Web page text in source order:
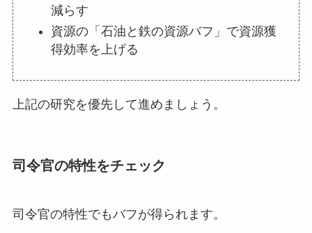
減らす
資源の「石油と鉄の資源バフ」で資源獲
得効率を上げる
上記の研究を優先して進めましょう。
司令官の特性をチェック
司令官の特性でもバフが得られます。